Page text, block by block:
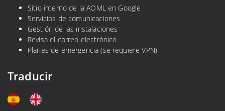
Sitio interno de la AOML en Google
Servicios de comunicaciones
Gestión de las instalaciones
Revisa el correo electrónico
Planes de emergencia (se requiere VPN)
Traducir